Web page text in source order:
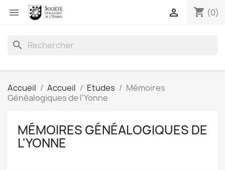
 shopping_cart (0)

search
Accueil Accueil Etudes
Mémoires
Généalogiques de l'Yonne
MÉMOIRES GÉNÉALOGIQUES DE
L'YONNE